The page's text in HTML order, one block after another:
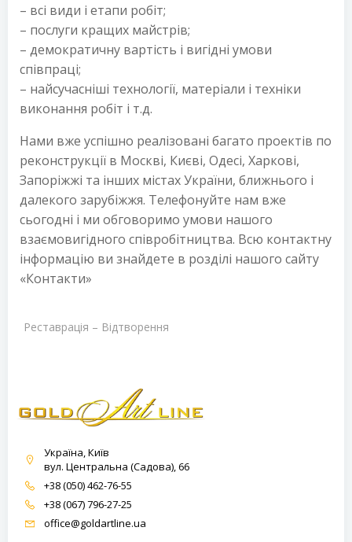
– всі види і етапи робіт;
– послуги кращих майстрів;
– демократичну вартість і вигідні умови
співпраці;
– найсучасніші технології, матеріали і техніки
виконання робіт і т.д.
Нами вже успішно реалізовані багато проектів по
реконструкції в Москві, Києві, Одесі, Харкові,
Запоріжжі та інших містах України, ближнього і
далекого зарубіжжя. Телефонуйте нам вже
сьогодні і ми обговоримо умови нашого
взаємовигідного співробітництва. Всю контактну
інформацію ви знайдете в розділі нашого сайту
«Контакти»
Реставрація – Відтворення
Україна, Київ
вул. Центральна (Садова), 66
+38 (050) 462-76-55
+38 (067) 796-27-25
office@goldartline.ua